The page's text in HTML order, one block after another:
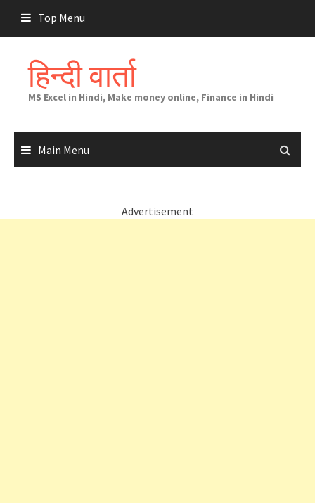
content
Top Menu
हिन्दी वार्ता
MS Excel in Hindi, Make money online, Finance in Hindi
Main Menu
Advertisement